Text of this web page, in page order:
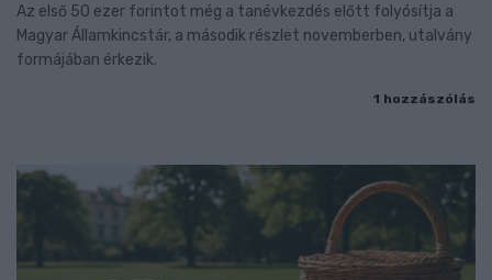
Az első 50 ezer forintot még a tanévkezdés előtt folyósítja a
Magyar Államkincstár, a második részlet novemberben, utalvány
formájában érkezik.
1 hozzászólás